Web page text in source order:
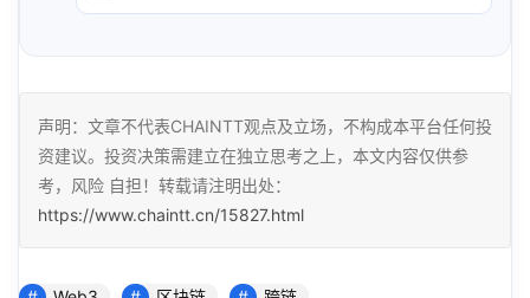
声明：文章不代表CHAINTT观点及立场，不构成本平台任何投
资建议。投资决策需建立在独立思考之上，本文内容仅供参
考，风险 自担！转载请注明出处：
https://www.chaintt.cn/15827.html